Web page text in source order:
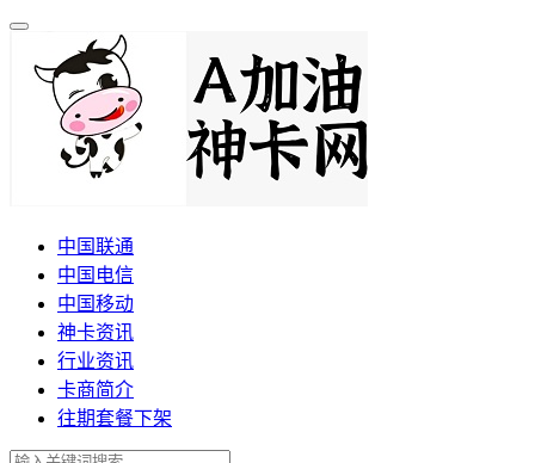
中国联通
中国电信
中国移动
神卡资讯
行业资讯
卡商简介
往期套餐下架